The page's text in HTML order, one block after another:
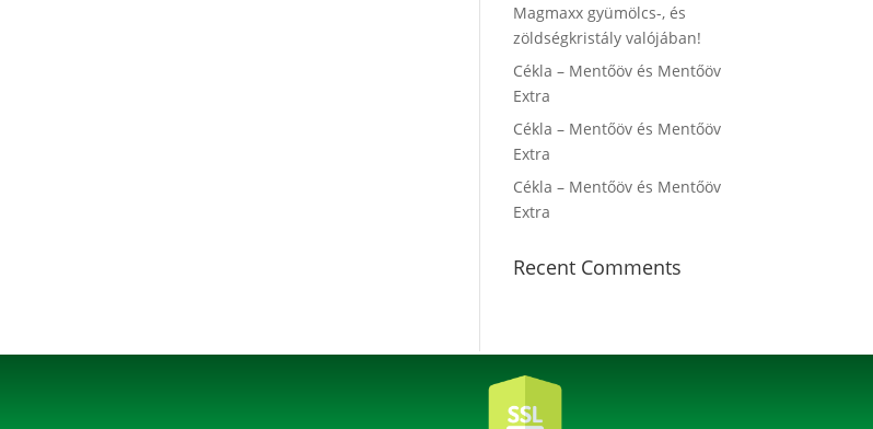
Magmaxx gyümölcs-, és
zöldségkristály valójában!
Cékla – Mentőöv és Mentőöv
Extra
Cékla – Mentőöv és Mentőöv
Extra
Cékla – Mentőöv és Mentőöv
Extra
Recent Comments